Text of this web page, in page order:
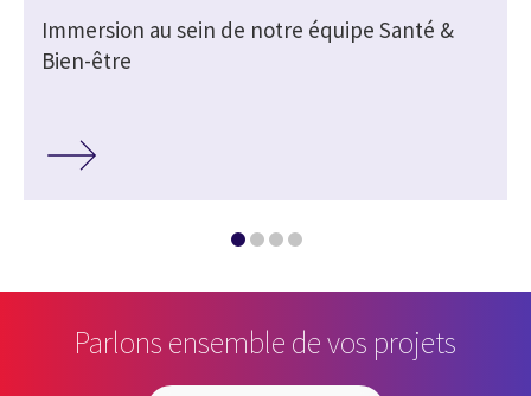
Immersion au sein de notre équipe Santé &
Bien-être
Parlons ensemble de vos projets